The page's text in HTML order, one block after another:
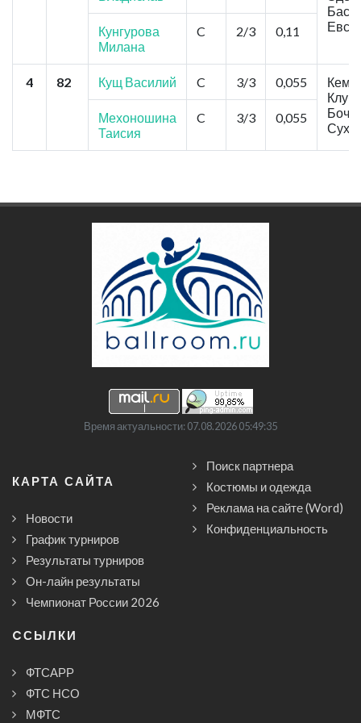
Кунгурова
Милана
C 2/3 0,11
4 82 Кущ Василий C 3/3 0,055
Клуб"
Мехоношина
Таисия
C 3/3 0,055
Время актуальности: 07.08.2026 05:49:35
КАРТА САЙТА
Новости
График турниров
Результаты турниров
Он-лайн результаты
Чемпионат России 2026
Поиск партнера
Костюмы и одежда
Реклама на сайте (Word)
Конфиденциальность
CСЫЛКИ
ФТСАРР
ФТС НСО
МФТС